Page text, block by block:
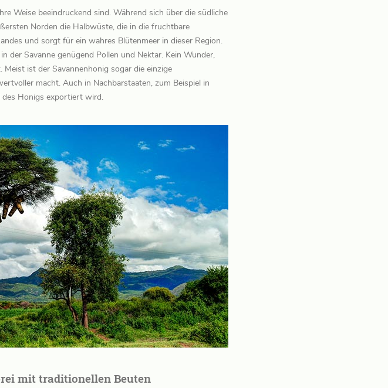
Weise beeindruckend sind. Während sich über die südliche
Norden die Halbwüste, die in die fruchtbare
und sorgt für ein wahres Blütenmeer in dieser Region.
der Savanne genügend Pollen und Nektar. Kein Wunder,
ist der Savannenhonig sogar die einzige
macht. Auch in Nachbarstaaten, zum Beispiel in
des Honigs exportiert wird.
mit traditionellen Beuten